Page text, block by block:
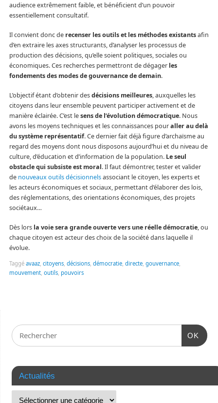
audience extrêmement faible, et bénéficient d’un pouvoir
essentiellement consultatif.
Il convient donc de recenser les outils et les méthodes existantsafin
d’en extraire les axes structurants, d’analyser les processus de
production des décisions, qu’elle soient politiques, sociales ou
économiques. Ces recherches permettront de dégager les
fondements des modes de gouvernance de demain.
L’objectif étant d’obtenir desdécisions meilleures, auxquelles les
citoyens dans leur ensemble peuvent participer activement et de
manière éclairée. C’est lesens de l’évolution démocratique. Nous
avons les moyens techniques et les connaissances pouraller au delà
du système représentatif. Ce dernier fait déjà figure d’archaïsme au
regard des moyens dont nous disposons aujourd’hui et du niveau de
culture, d’éducation et d’information de la population. Le seul
obstacle qui subsiste est moral. Il faut démontrer, tester et valider
de nouveaux outils décisionnelsassociant le citoyen, les experts et
les acteurs économiques et sociaux, permettant d’élaborer des lois,
des réglementations, des orientations économiques, des projets
sociétaux…
Dès lors la voie sera grande ouverte vers une réelle démocratie, ou
chaque citoyen est acteur des choix de la société dans laquelle il
évolue.
Taggé avaaz, citoyens, décisions, démocratie, directe, gouvernance,
mouvement, outils, pouvoirs
OK
Actualités